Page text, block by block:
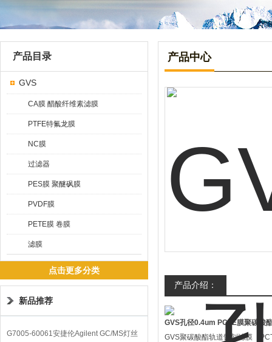
产品目录
GVS
CA膜 醋酸纤维素滤膜
PTFE特氟龙膜
NC膜
过滤器
PES膜 聚醚砜膜
PVDF膜
PETE膜 卷膜
滤膜
点击更多分类
新品推荐
G7005-60061安捷伦Agilent GC/MS灯丝
产品中心
产品介绍：
GVS孔径0.4um PCTE膜聚碳酸
GVS聚碳酸酯轨道蚀刻滤膜（